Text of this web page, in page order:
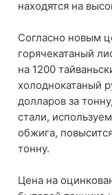
находятся на
Согласно новым
горячекатаный
на 1200
холоднокатаный
долларов за
стали,
обжига,
тонну.
Цена на